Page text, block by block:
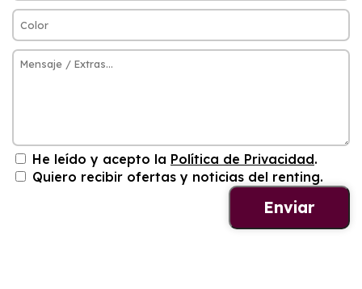
He leído y acepto la Política de Privacidad.
Quiero recibir ofertas y noticias del renting.